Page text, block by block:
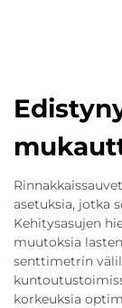
asetuksia, jotka
Kehitysasujen
muutoksia
senttimetrin
korkeuksia